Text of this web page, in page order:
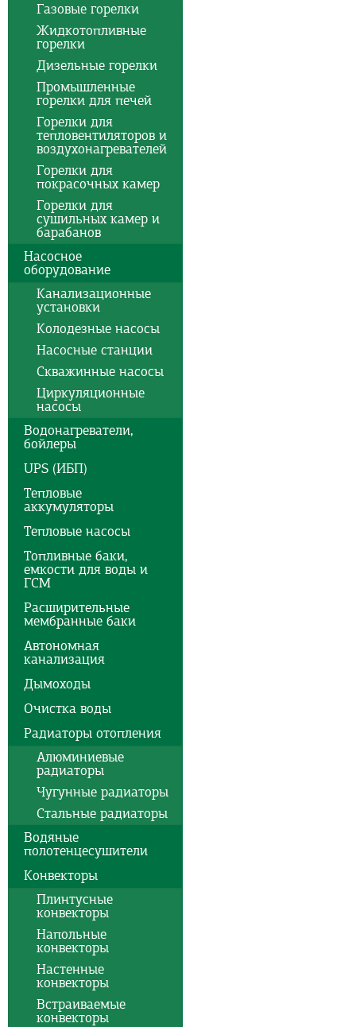
Газовые горелки
Жидкотопливные
горелки
Дизельные горелки
Промышленные
горелки для печей
Горелки для
тепловентиляторов и
воздухонагревателей
Горелки для
покрасочных камер
Горелки для
сушильных камер и
барабанов
Насосное
оборудование
Канализационные
установки
Колодезные насосы
Насосные станции
Скважинные насосы
Циркуляционные
насосы
Водонагреватели,
бойлеры
UPS (ИБП)
Тепловые
аккумуляторы
Тепловые насосы
Топливные баки,
емкости для воды и
ГСМ
Расширительные
мембранные баки
Автономная
канализация
Дымоходы
Очистка воды
Радиаторы отопления
Алюминиевые
радиаторы
Чугунные радиаторы
Стальные радиаторы
Водяные
полотенцесушители
Конвекторы
Плинтусные
конвекторы
Напольные
конвекторы
Настенные
конвекторы
Встраиваемые
конвекторы